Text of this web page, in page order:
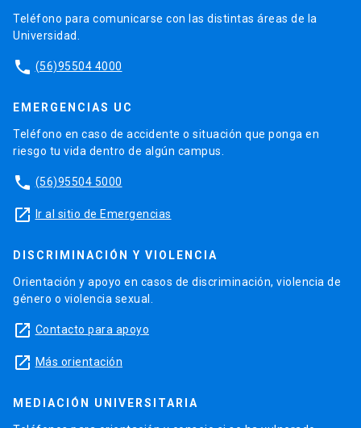
Teléfono para comunicarse con las distintas áreas de la
Universidad.
phone (56)95504 4000
EMERGENCIAS UC
Teléfono en caso de accidente o situación que ponga en
riesgo tu vida dentro de algún campus.
phone (56)95504 5000
launch Ir al sitio de Emergencias
DISCRIMINACIÓN Y VIOLENCIA
Orientación y apoyo en casos de discriminación, violencia de
género o violencia sexual.
launch Contacto para apoyo
launch Más orientación
MEDIACIÓN UNIVERSITARIA